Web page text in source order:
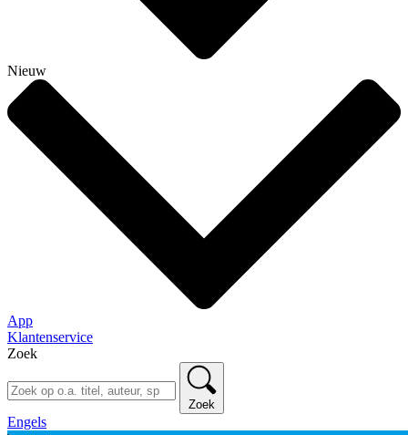
Nieuw
App
Klantenservice
Zoek
Zoek
Engels